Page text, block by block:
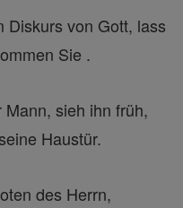
Diskurs von Gott, lass
Sie .
sieh ihn früh,
Haustür.
des Herrn,